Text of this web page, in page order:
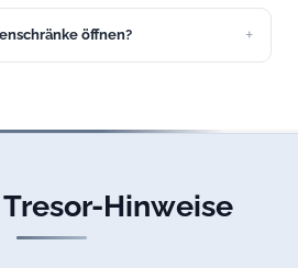
und Feiertagen.
öffnen?
Hinweise